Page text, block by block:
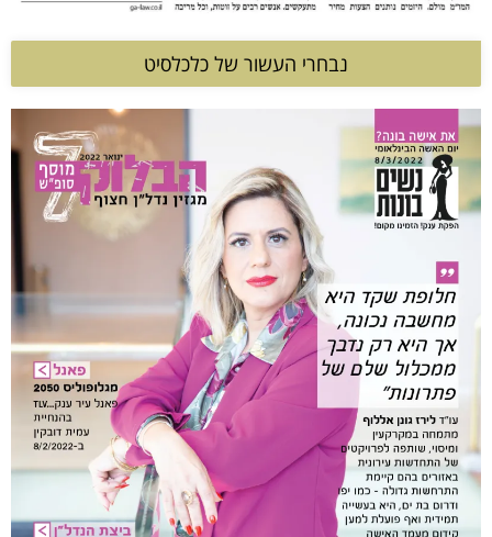
נבחרי העשור של כלכלסיט